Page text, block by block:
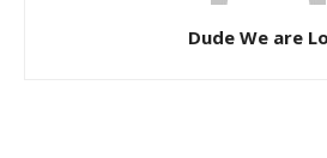
Dude We are